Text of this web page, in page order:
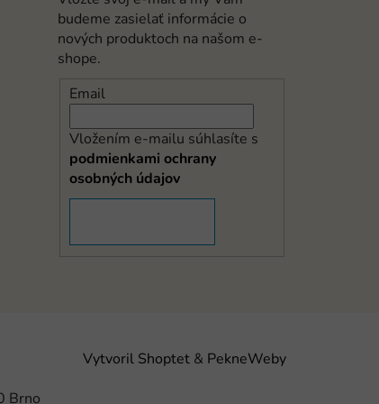
budeme zasielať informácie o
nových produktoch na našom e-
shope.
Email
Vložením e-mailu súhlasíte s
podmienkami ochrany
osobných údajov
Vytvoril Shoptet & PekneWeby
Brno